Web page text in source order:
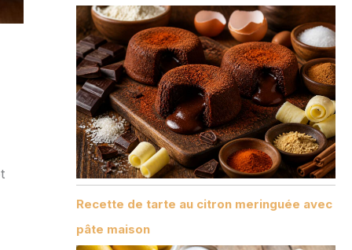
Recette de tarte au citron meringuée avec
pâte maison